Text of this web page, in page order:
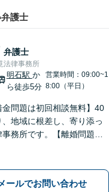
護士
弁護士
法律事務所
明石駅 か
ら徒歩5分
営業時間：09:00~1
8:00（平日）
金問題は初回相談無料】40
地域に根差し、寄り添っ
務所です。【離婚問題】
】受任から申し立てまでス
に対応いたします【明石駅7
ールでお問い合わせ